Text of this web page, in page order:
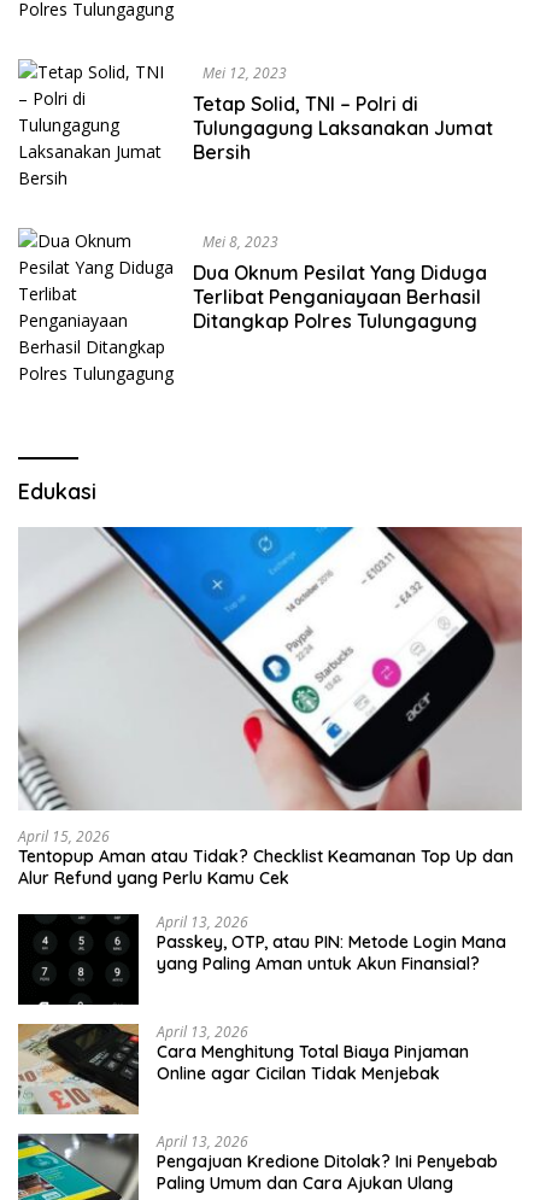
Mei 12, 2023
Tetap Solid, TNI – Polri di
Tulungagung Laksanakan Jumat
Bersih
Mei 8, 2023
Dua Oknum Pesilat Yang Diduga
Terlibat Penganiayaan Berhasil
Ditangkap Polres Tulungagung
Edukasi
April 15, 2026
Tentopup Aman atau Tidak? Checklist Keamanan Top Up dan
Alur Refund yang Perlu Kamu Cek
April 13, 2026
Passkey, OTP, atau PIN: Metode Login Mana
yang Paling Aman untuk Akun Finansial?
April 13, 2026
Cara Menghitung Total Biaya Pinjaman
Online agar Cicilan Tidak Menjebak
April 13, 2026
Pengajuan Kredione Ditolak? Ini Penyebab
Paling Umum dan Cara Ajukan Ulang